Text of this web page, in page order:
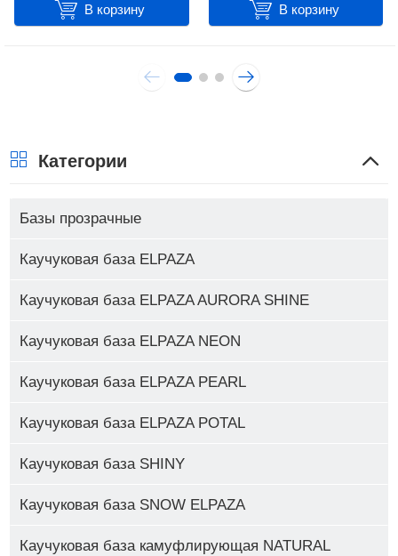
В корзину В корзину
Категории
Базы прозрачные
Каучуковая база ELPAZA
Каучуковая база ELPAZA AURORA SHINE
Каучуковая база ELPAZA NEON
Каучуковая база ELPAZA PEARL
Каучуковая база ELPAZA POTAL
Каучуковая база SHINY
Каучуковая база SNOW ELPAZA
Каучуковая база камуфлирующая NATURAL